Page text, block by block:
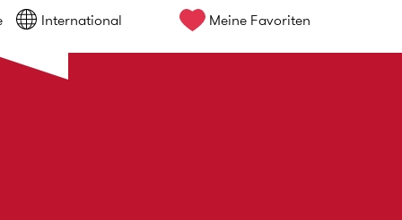
International Meine Favoriten